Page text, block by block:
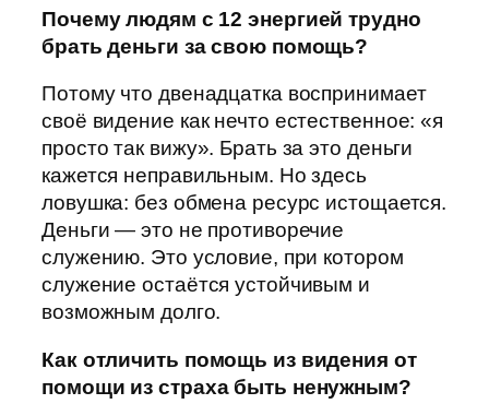
Почему людям с 12 энергией трудно
брать деньги за свою помощь?
Потому что двенадцатка воспринимает
своё видение как нечто естественное: «я
просто так вижу». Брать за это деньги
кажется неправильным. Но здесь
ловушка: без обмена ресурс истощается.
Деньги — это не противоречие
служению. Это условие, при котором
служение остаётся устойчивым и
возможным долго.
Как отличить помощь из видения от
помощи из страха быть ненужным?